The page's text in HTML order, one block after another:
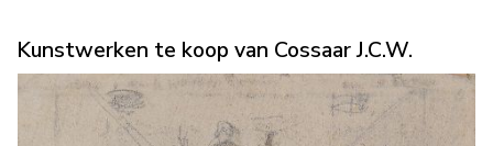
Kunstwerken te koop van Cossaar J.C.W.